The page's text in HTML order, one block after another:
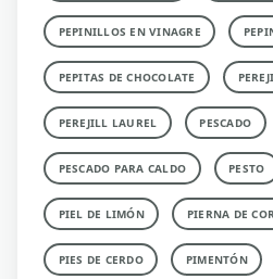
PEPINILLOS EN VINAGRE
PEPITAS DE CHOCOLATE
PEREJILL LAUREL PESCADO
PESCADO PARA CALDO PESTO
PIEL DE LIMÓN PIERNA DE
PIES DE CERDO PIMENTÓN